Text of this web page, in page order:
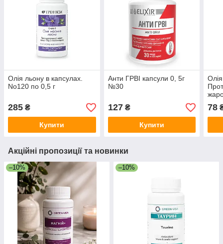
Олія льону в капсулах.
No120 по 0,5 г
285 ₴
Купити
Анти ГРВІ капсули 0, 5г
№30
127₴
Купити
78
Акційні пропозиції та новинки
–10% –10%